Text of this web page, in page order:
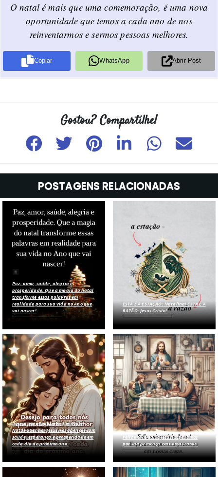
O natal é mais que uma comemoração, é uma nova
oportunidade que temos a cada ano de nos
reinventarmos e sermos pessoas melhores.
Copiar WhatsApp Abrir Post
POSTAGENS RELACIONADAS
Paz, amor, saúde, alegria e
prosperidade. Que a magia do natal
transforme essas palavras em
realidade para sua vida no Ano que
vai nascer!
Desejo para todos nós que neste
Natal o Senhor Jesus nos abençoe com
saúde, esperança e prosperidade em
cada dia do próximo ano.
ESTÁ É A ESTAÇÃO: Natalina! ESTA É A
RAZÃO: Jesus Cristo!
Feliz aniversário Jesus! Esperamos
por sua presença em nossas casas.